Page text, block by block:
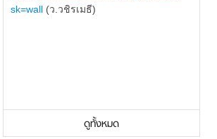
sk=wall (ว.วชิรเมธี)
ดูทั้งหมด